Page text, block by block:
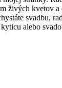
živých kvetov a
svadbu,
alebo